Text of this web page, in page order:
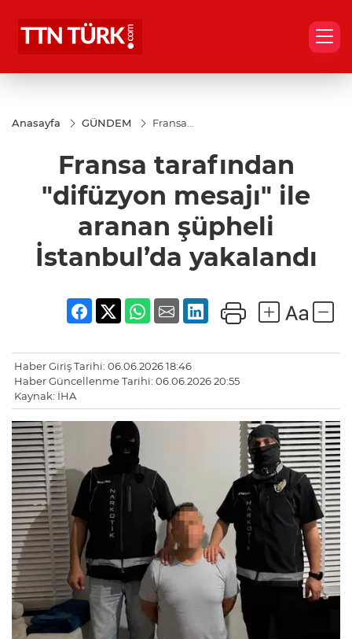
Anasayfa GÜNDEM
Fransa
mesajı" ile
aranan
İstanbul’da
Fransa tarafından
"difüzyon mesajı" ile
aranan şüpheli
İstanbul’da yakalandı
Haber Giriş Tarihi: 06.06.2026 18:46
Haber Güncellenme Tarihi: 06.06.2026 20:55
Kaynak: İHA